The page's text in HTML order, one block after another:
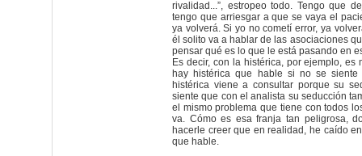
rivalidad...”, estropeo todo. Tengo que
tengo que arriesgar a que se vaya el
ya volverá. Si yo no cometí error, ya
él solito va a hablar de las asociaciones
pensar qué es lo que le está pasando en
Es decir, con la histérica, por ejemplo, es
hay histérica que hable si no se siente
histérica viene a consultar porque su
siente que con el analista su seducción
el mismo problema que tiene con todos
va. Cómo es esa franja tan peligrosa,
hacerle creer que en realidad, he caído
que hable.